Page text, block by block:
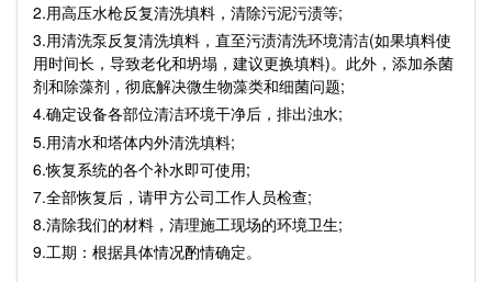
2.用高压水枪反复清洗填料，清除污泥污渍等;
3.用清洗泵反复清洗填料，直至污渍清洗环境清洁(如果填料使
用时间长，导致老化和坍塌，建议更换填料)。此外，添加杀菌
剂和除藻剂，彻底解决微生物藻类和细菌问题;
4.确定设备各部位清洁环境干净后，排出浊水;
5.用清水和塔体内外清洗填料;
6.恢复系统的各个补水即可使用;
7.全部恢复后，请甲方公司工作人员检查;
8.清除我们的材料，清理施工现场的环境卫生;
9.工期：根据具体情况酌情确定。